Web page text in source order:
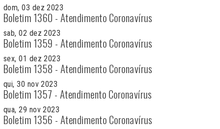
dom, 03 dez 2023
Boletim 1360 - Atendimento Coronavírus
sab, 02 dez 2023
Boletim 1359 - Atendimento Coronavírus
sex, 01 dez 2023
Boletim 1358 - Atendimento Coronavírus
qui, 30 nov 2023
Boletim 1357 - Atendimento Coronavírus
qua, 29 nov 2023
Boletim 1356 - Atendimento Coronavírus